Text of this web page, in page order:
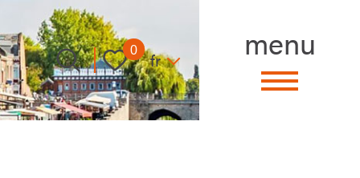
menu
0 Langue
fr